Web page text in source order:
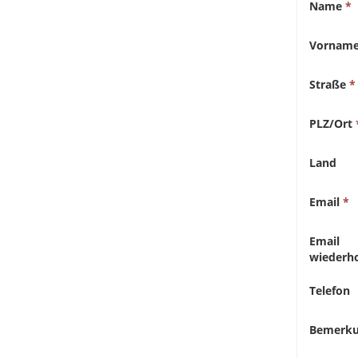
Name
Straße
PLZ/Ort
Land
Email
Email
Telefon